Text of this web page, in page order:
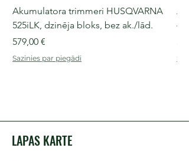
Akumulatora trimmeri HUSQVARNA
525iLK, dzinēja bloks, bez ak./lād.
Cena
579,00 €
Sazinies par piegādi
LAPAS KARTE